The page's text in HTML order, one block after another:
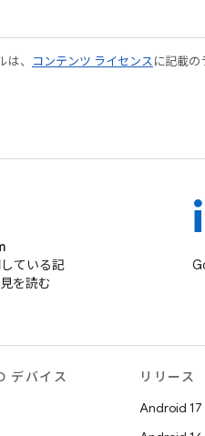
、 コンテンツ ライセンスに記載
ている記
を読む
デバイス
リリース
Android 17